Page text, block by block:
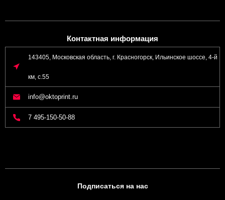
Контактная информация
143405, Московская область, г. Красногорск, Ильинское шоссе, 4-й
км, с.55
info@oktoprint.ru
7 495-150-50-88
Подписаться на нас